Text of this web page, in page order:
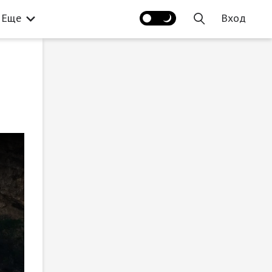
Еще Вход